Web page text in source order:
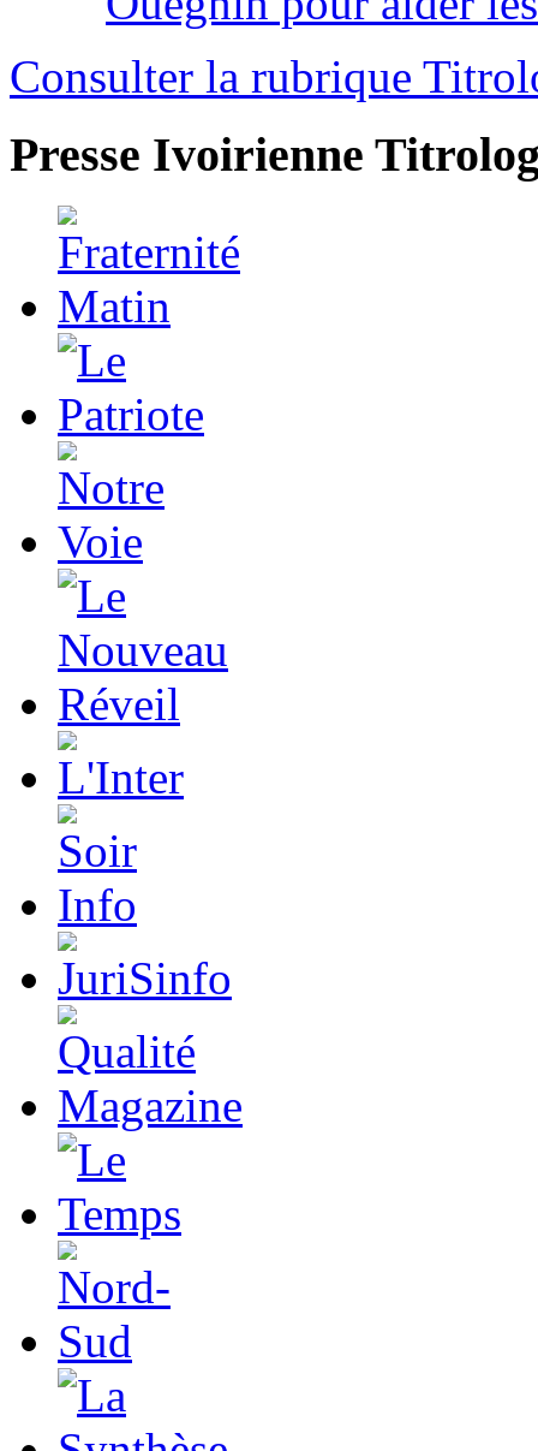
Consulter la rubrique
Presse Ivoirienne